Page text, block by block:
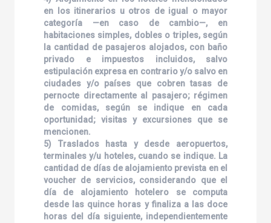
en los itinerarios u otros de igual o mayor
categoría —en caso de cambio—, en
habitaciones simples, dobles o triples, según
la cantidad de pasajeros alojados, con baño
privado e impuestos incluidos, salvo
estipulación expresa en contrario y/o salvo en
ciudades y/o países que cobren tasas de
pernocte directamente al pasajero; régimen
de comidas, según se indique en cada
oportunidad; visitas y excursiones que se
mencionen.
5) Traslados hasta y desde aeropuertos,
terminales y/u hoteles, cuando se indique. La
cantidad de días de alojamiento prevista en el
voucher de servicios, considerando que el
día de alojamiento hotelero se computa
desde las quince horas y finaliza a las doce
horas del día siguiente, independientemente